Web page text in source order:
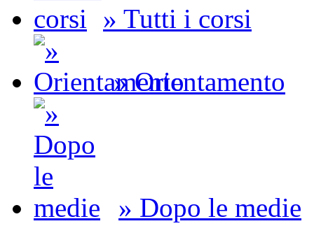
» Tutti i corsi
» Orientamento
» Dopo le medie